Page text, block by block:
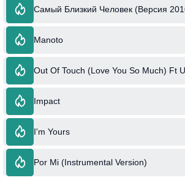
Самый Близкий Человек (Версия
Manoto
Out Of Touch (Love You So Much) Ft
Impact
I'm Yours
Por Mi (Instrumental Version)